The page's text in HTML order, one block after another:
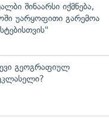
შინაარსი იქმნება,
უარყოფითი გარემოა
გეოგრაფიულ